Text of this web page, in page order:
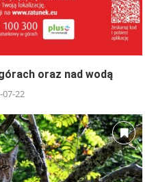
oraz nad wodą
07-22